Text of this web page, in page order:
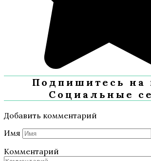
Подпишитесь на
Социальные
Добавить комментарий
Имя
Комментарий